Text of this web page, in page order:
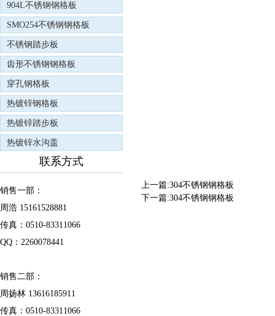
904L不锈钢钢格板
SMO254不锈钢钢格板
不锈钢踏步板
齿形不锈钢钢格板
穿孔钢格板
热镀锌钢格板
热镀锌踏步板
热镀锌水沟盖
联系方式
销售一部：
周浩 15161528881
传真：0510-83311066
QQ：2260078441
销售二部：
周扬林 13616185911
传真：0510-83311066
上一篇:304不锈钢钢格板
下一篇:304不锈钢钢格板